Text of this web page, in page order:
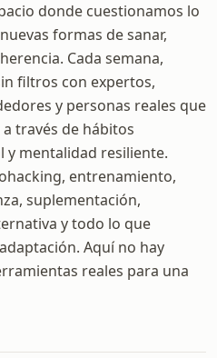
donde cuestionamos lo
formas de sanar,
Cada semana,
filtros con expertos,
y personas reales que
través de hábitos
y mentalidad resiliente.
entrenamiento,
suplementación,
y todo lo que
Aquí no hay
reales para una